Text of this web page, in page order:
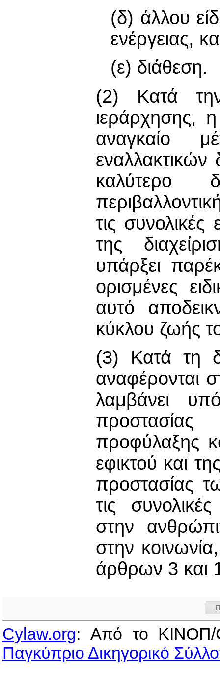
(δ) άλλου
ενέργειας,
(ε) διάθεση.
(2) Κατά
ιεράρχησης,
αναγκαίο
καλύτερο
τις
της
υπάρξει
ορισμένες
αυτό
κύκλου ζωής
(3) Κατά τη
αναφέρονται
λαμβάνει
προφύλαξης
εφικτού και
προστασίας
τις
στην
στην
άρθρων 3 και
Cylaw.org: Από το
Παγκύπριο Δικηγορικό